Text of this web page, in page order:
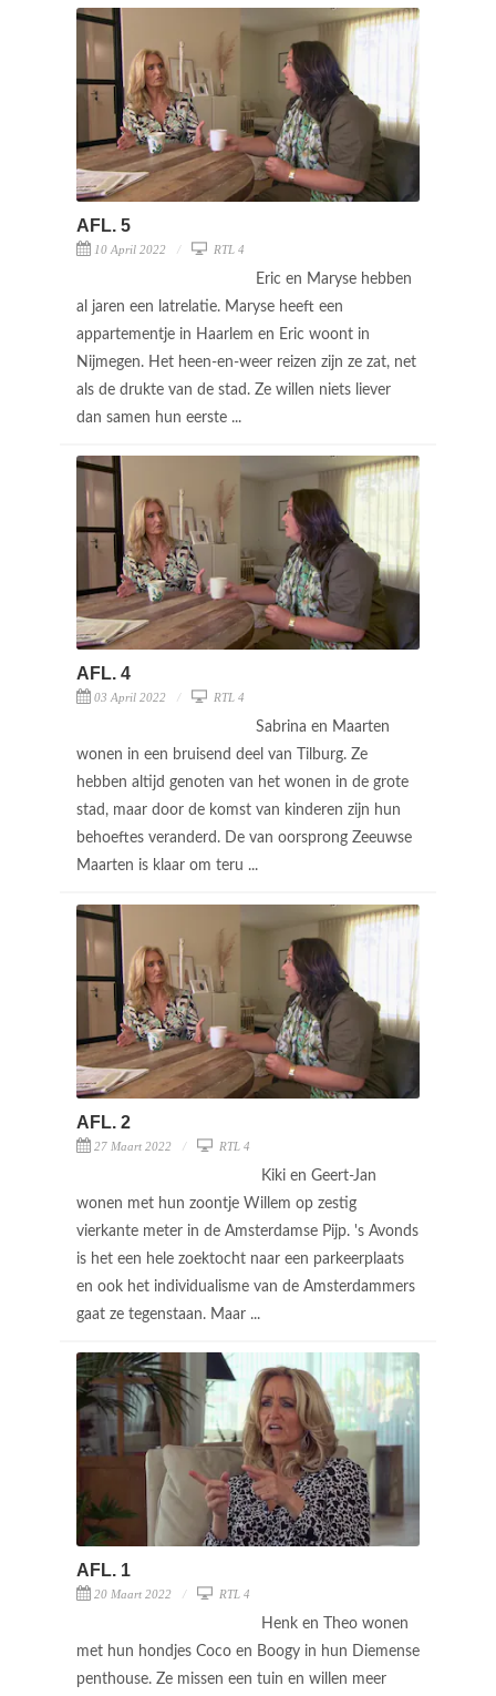
AFL. 5
10 April 2022 RTL 4
Eric en Maryse hebben
al jaren een latrelatie. Maryse heeft een
appartementje in Haarlem en Eric woont in
Nijmegen. Het heen-en-weer reizen zijn ze zat, net
als de drukte van de stad. Ze willen niets liever
dan samen hun eerste ...
AFL. 4
03 April 2022 RTL 4
Sabrina en Maarten
wonen in een bruisend deel van Tilburg. Ze
hebben altijd genoten van het wonen in de grote
stad, maar door de komst van kinderen zijn hun
behoeftes veranderd. De van oorsprong Zeeuwse
Maarten is klaar om teru ...
AFL. 2
27 Maart 2022 RTL 4
Kiki en Geert-Jan
wonen met hun zoontje Willem op zestig
vierkante meter in de Amsterdamse Pijp. 's Avonds
is het een hele zoektocht naar een parkeerplaats
en ook het individualisme van de Amsterdammers
gaat ze tegenstaan. Maar ...
AFL. 1
20 Maart 2022 RTL 4
Henk en Theo wonen
met hun hondjes Coco en Boogy in hun Diemense
penthouse. Ze missen een tuin en willen meer